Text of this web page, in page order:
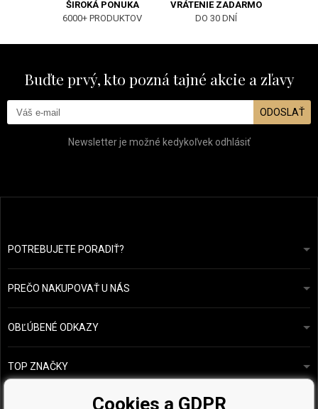
ŠIROKÁ PONUKA
6000+ PRODUKTOV
VRÁTENIE ZADARMO
DO 30 DNÍ
Buďte prvý, kto pozná tajné akcie a zľavy
ODOSLAŤ
Newsletter je možné kedykoľvek odhlásiť
POTREBUJETE PORADIŤ?info@prozdravevlasy.cz
Odpovieme do 24 hodín.
PREČO NAKUPOVAŤ U NÁS
Obchodní podmínky
Ochrana osobních údajů
Přehled plateb a dopravy
OBĽÚBENÉ ODKAZY
Náš příběh
Vzorky zdarma
TOP ZNAČKY
Kérastase
Cookies a GDPR